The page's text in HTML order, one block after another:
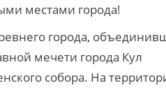
местами города!
города,
мечети города Кул
собора. На